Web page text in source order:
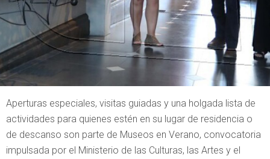
Aperturas especiales, visitas guiadas y una holgada lista de
actividades para quienes estén en su lugar de residencia o
de descanso son parte de Museos en Verano, convocatoria
impulsada por el Ministerio de las Culturas, las Artes y el